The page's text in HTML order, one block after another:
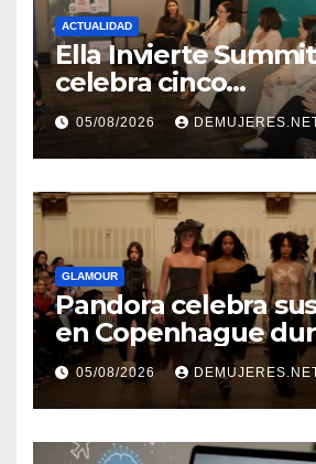
ACTUALIDAD
Ella Invierte
celebra cinco
añosimpulsando a
mujeres a construir
independencia
05/08/2026
GLAMOUR
Pandora celebra
en Copenhague
Copenhagen
través de alianzas
05/08/2026